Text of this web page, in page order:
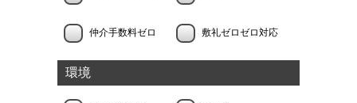
仲介手数料ゼロ 敷礼ゼロゼロ対応
環境